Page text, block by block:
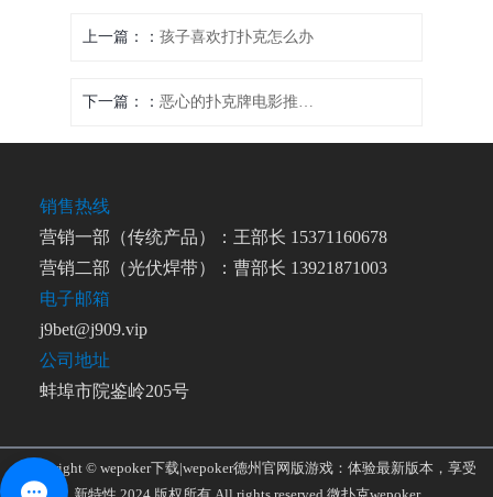
上一篇： 孩子喜欢打扑克怎么办
下一篇： 恶心的扑克牌电影推荐-《赌局迷踪》
销售热线
营销一部（传统产品）：王部长 15371160678
营销二部（光伏焊带）：曹部长 13921871003
电子邮箱
j9bet@j909.vip
公司地址
蚌埠市院鉴岭205号
Copyright © wepoker下载|wepoker德州官网版游戏：体验最新版本，享受